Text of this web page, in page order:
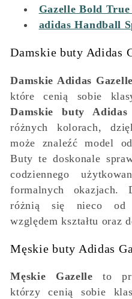
Gazelle Bold
adidas Handball
Damskie buty Adidas
Damskie Adidas Gazelle
które cenią sobie
Damskie buty Adidas
różnych kolorach,
może znaleźć model
Buty te doskonale
codziennego
formalnych okazjach.
różnią się nieco od
względem kształtu oraz
Męskie buty Adidas
Męskie Gazelle to
którzy cenią sobie